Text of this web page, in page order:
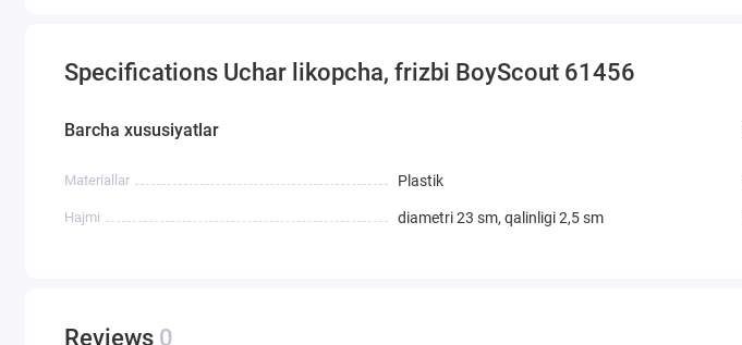
Specifications Uchar likopcha, frizbi BoyScout 61456
Barcha xususiyatlar
Materiallar Plastik
Hajmi diametri 23 sm, qalinligi 2,5 sm
Reviews 0